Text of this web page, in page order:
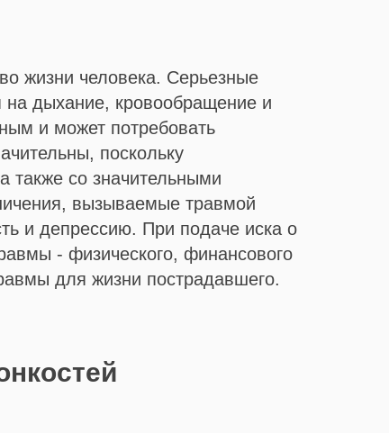
жизни человека. Серьезные
на дыхание, кровообращение и
и может потребовать
поскольку
также со значительными
вызываемые травмой
и депрессию. При подаче иска о
- физического, финансового
для жизни пострадавшего.